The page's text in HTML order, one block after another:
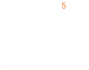
5